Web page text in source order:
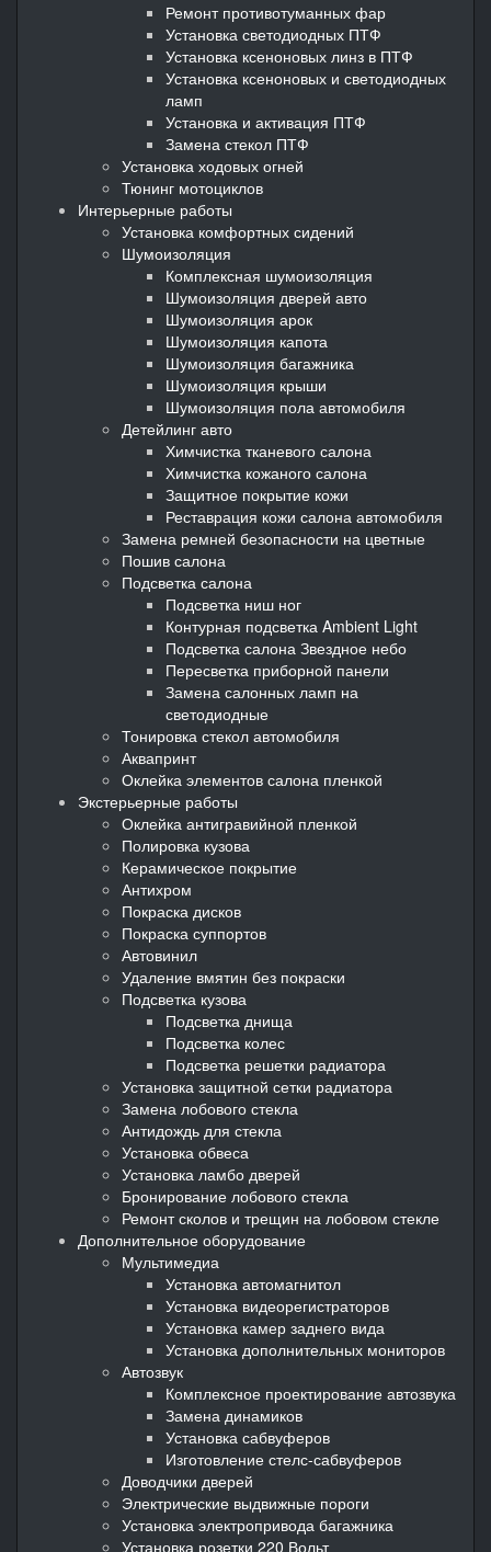
Ремонт противотуманных фар
Установка светодиодных ПТФ
Установка ксеноновых линз в ПТФ
Установка ксеноновых и светодиодных
ламп
Установка и активация ПТФ
Замена стекол ПТФ
Установка ходовых огней
Тюнинг мотоциклов
Интерьерные работы
Установка комфортных сидений
Шумоизоляция
Комплексная шумоизоляция
Шумоизоляция дверей авто
Шумоизоляция арок
Шумоизоляция капота
Шумоизоляция багажника
Шумоизоляция крыши
Шумоизоляция пола автомобиля
Детейлинг авто
Химчистка тканевого салона
Химчистка кожаного салона
Защитное покрытие кожи
Реставрация кожи салона автомобиля
Замена ремней безопасности на цветные
Пошив салона
Подсветка салона
Подсветка ниш ног
Контурная подсветка Ambient Light
Подсветка салона Звездное небо
Пересветка приборной панели
Замена салонных ламп на
светодиодные
Тонировка стекол автомобиля
Аквапринт
Оклейка элементов салона пленкой
Экстерьерные работы
Оклейка антигравийной пленкой
Полировка кузова
Керамическое покрытие
Антихром
Покраска дисков
Покраска суппортов
Автовинил
Удаление вмятин без покраски
Подсветка кузова
Подсветка днища
Подсветка колес
Подсветка решетки радиатора
Установка защитной сетки радиатора
Замена лобового стекла
Антидождь для стекла
Установка обвеса
Установка ламбо дверей
Бронирование лобового стекла
Ремонт сколов и трещин на лобовом стекле
Дополнительное оборудование
Мультимедиа
Установка автомагнитол
Установка видеорегистраторов
Установка камер заднего вида
Установка дополнительных мониторов
Автозвук
Комплексное проектирование автозвука
Замена динамиков
Установка сабвуферов
Изготовление стелс-сабвуферов
Доводчики дверей
Электрические выдвижные пороги
Установка электропривода багажника
Установка розетки 220 Вольт